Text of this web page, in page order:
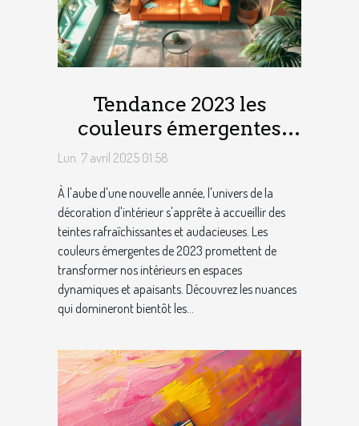
Tendance 2023 les
couleurs émergentes
pour rafraîchir votre
Lun. 7 avril 2025 01:58
À l'aube d'une nouvelle année, l'univers de la
décoration d'intérieur s'apprête à accueillir des
teintes rafraîchissantes et audacieuses. Les
couleurs émergentes de 2023 promettent de
transformer nos intérieurs en espaces
dynamiques et apaisants. Découvrez les nuances
qui domineront bientôt les...